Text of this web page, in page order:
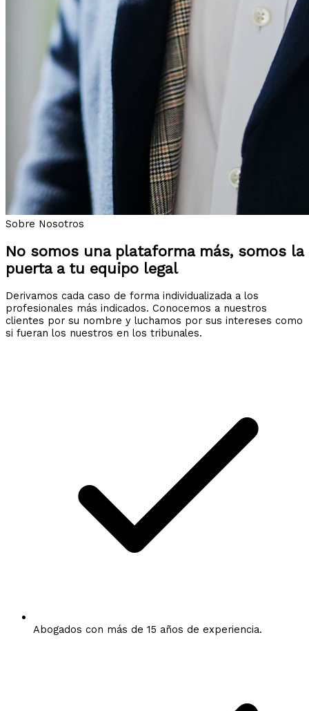
Sobre Nosotros
No somos una plataforma más, somos la
puerta a tu equipo legal
Derivamos cada caso de forma individualizada a los
profesionales más indicados. Conocemos a nuestros
clientes por su nombre y luchamos por sus intereses como
si fueran los nuestros en los tribunales.
Abogados con más de 15 años de experiencia.